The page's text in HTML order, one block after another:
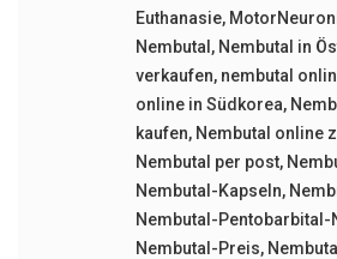
Euthanasie,
Nembutal , Nembutal in
verkaufen, nembutal
online in Südkorea,
kaufen, Nembutal online
Nembutal per post,
Nembutal-Kapseln,
Nembutal-Pentobarbital-
Nembutal-Preis,